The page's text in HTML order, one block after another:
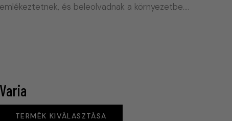
emlékeztetnek, és beleolvadnak a környezetbe.…
Varia
TERMÉK KIVÁLASZTÁSA